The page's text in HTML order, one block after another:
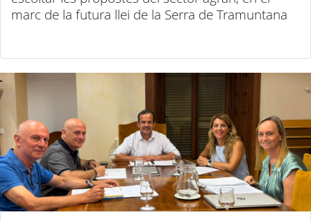
marc de la futura llei de la Serra de Tramuntana